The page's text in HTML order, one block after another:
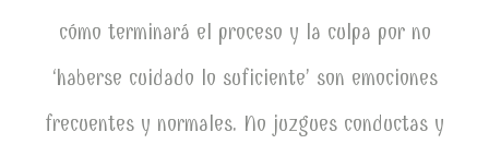
cómo terminará el proceso y la culpa por no
‘haberse cuidado lo suficiente’ son emociones
frecuentes y normales. No juzgues conductas y